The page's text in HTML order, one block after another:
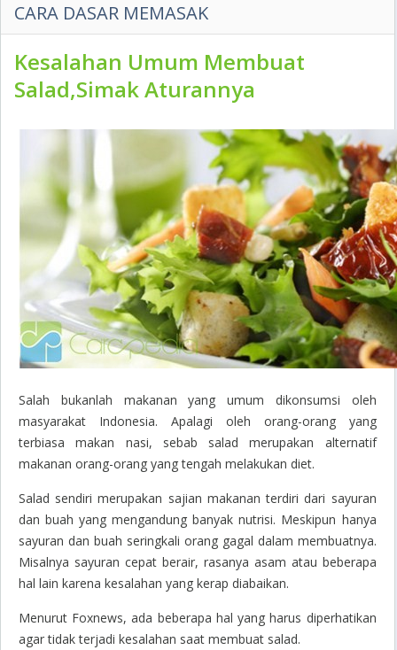
CARA DASAR MEMASAK
Kesalahan Umum Membuat
Salad,Simak Aturannya
Salah bukanlah makanan yang umum dikonsumsi oleh
masyarakat Indonesia. Apalagi oleh orang-orang yang
terbiasa makan nasi, sebab salad merupakan alternatif
makanan orang-orang yang tengah melakukan diet.
Salad sendiri merupakan sajian makanan terdiri dari sayuran
dan buah yang mengandung banyak nutrisi. Meskipun hanya
sayuran dan buah seringkali orang gagal dalam membuatnya.
Misalnya sayuran cepat berair, rasanya asam atau beberapa
hal lain karena kesalahan yang kerap diabaikan.
Menurut Foxnews, ada beberapa hal yang harus diperhatikan
agar tidak terjadi kesalahan saat membuat salad.